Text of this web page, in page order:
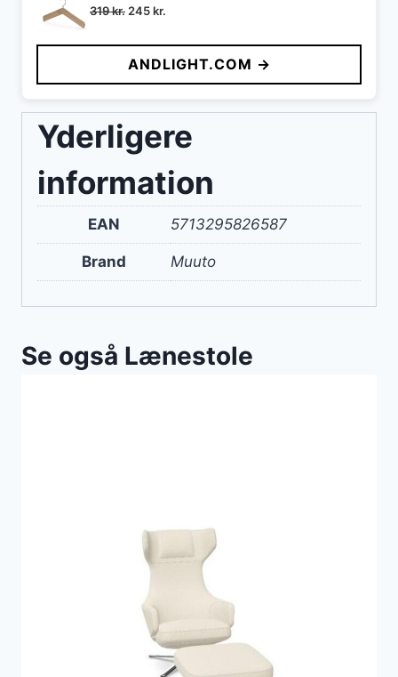
319kr. Den
pris
var:
319 kr..
245kr.
pris
er:
245 kr..
ANDLIGHT.COM →
Yderligere
information
EAN 5713295826587
Brand Muuto
Se også Lænestole